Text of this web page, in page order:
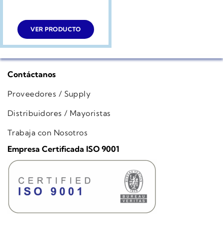
VER PRODUCTO
Contáctanos
Proveedores / Supply
Distribuidores / Mayoristas
Trabaja con Nosotros
Empresa Certificada ISO 9001